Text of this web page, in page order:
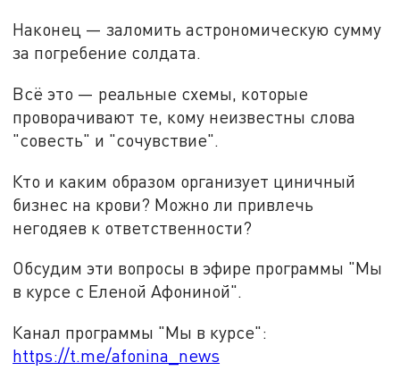
Наконец — заломить астрономическую сумму
за погребение солдата.
Всё это — реальные схемы, которые
проворачивают те, кому неизвестны слова
"совесть" и "сочувствие".
Кто и каким образом организует циничный
бизнес на крови? Можно ли привлечь
негодяев к ответственности?
Обсудим эти вопросы в эфире программы "Мы
в курсе с Еленой Афониной".
Канал программы "Мы в курсе":
https://t.me/afonina_news